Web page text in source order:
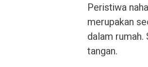
Peristiwa
merupakan
dalam
tangan.